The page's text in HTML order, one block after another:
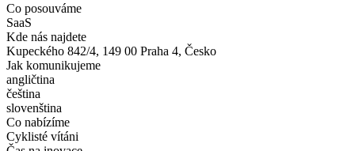
Co posouváme
SaaS
Kde nás najdete
Kupeckého 842/4, 149 00 Praha 4, Česko
Jak komunikujeme
angličtina
čeština
slovenština
Co nabízíme
Cyklisté vítáni